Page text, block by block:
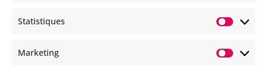
Statistiques
Marketing
de nos MMS.
En savoir plus